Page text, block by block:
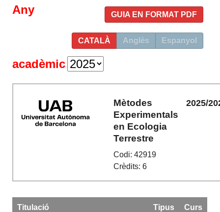
GUIA EN FORMAT PDF
CATALÀ Anglès Espanyol
Any
acadèmic
Mètodes
Experimentals
en Ecologia
Terrestre
Codi: 42919
Crèdits: 6
2025/
Titulació Tipus Curs